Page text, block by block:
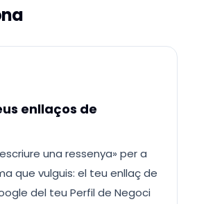
enllaços de
una ressenya» per a
que vulguis: el teu enllaç de
del teu Perfil de Negoci